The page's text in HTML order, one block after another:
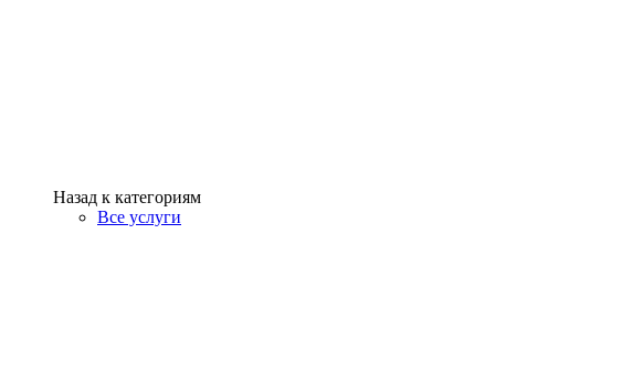
Назад к категориям
Все услуги